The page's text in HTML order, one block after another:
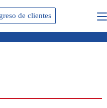
de clientes